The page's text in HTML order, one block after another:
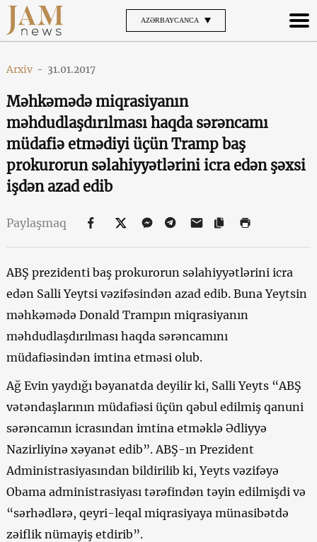
AZƏRBAYCANCA
Arxiv - 31.01.2017
Məhkəmədə miqrasiyanın
məhdudlaşdırılması haqda sərəncamı
müdafiə etmədiyi üçün Tramp baş
prokurorun səlahiyyətlərini icra edən şəxsi
işdən azad edib
Paylaşmaq
ABŞ prezidenti baş prokurorun səlahiyyətlərini icra
edən Salli Yeytsi vəzifəsindən azad edib. Buna Yeytsin
məhkəmədə Donald Trampın miqrasiyanın
məhdudlaşdırılması haqda sərəncamını
müdafiəsindən imtina etməsi olub.
Ağ Evin yaydığı bəyanatda deyilir ki, Salli Yeyts “ABŞ
vətəndaşlarının müdafiəsi üçün qəbul edilmiş qanuni
sərəncamın icrasından imtina etməklə Ədliyyə
Nazirliyinə xəyanət edib”. ABŞ-ın Prezident
Administrasiyasından bildirilib ki, Yeyts vəzifəyə
Obama administrasiyası tərəfindən təyin edilmişdi və
“sərhədlərə, qeyri-leqal miqrasiyaya münasibətdə
zəiflik nümayiş etdirib”.